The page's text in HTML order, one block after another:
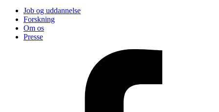
Job og uddannelse
Forskning
Om os
Presse